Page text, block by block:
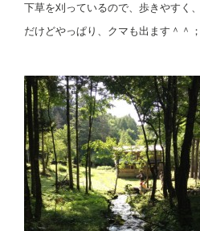
下草を刈っているので、歩きやすく
だけどやっぱり、クマも出ます＾＾；